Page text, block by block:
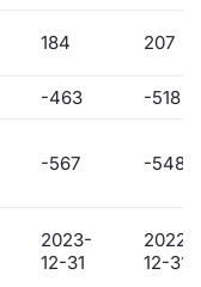
184 207
-463
-518
-567 -548
2023-
12-31
2022-
12-31